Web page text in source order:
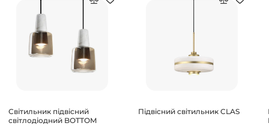
Світильник підвісний
світлодіодний BOTTOM
Підвісний світильник CLAS